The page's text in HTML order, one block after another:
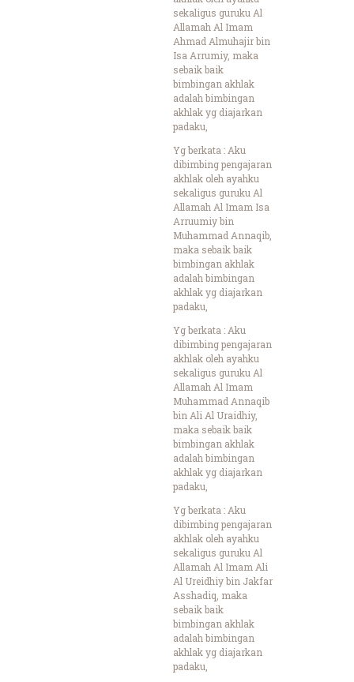
sekaligus guruku Al
Allamah Al Imam
Ahmad Almuhajir bin
Isa Arrumiy, maka
sebaik baik
bimbingan akhlak
adalah bimbingan
akhlak yg diajarkan
padaku,
Yg berkata : Aku
dibimbing pengajaran
akhlak oleh ayahku
sekaligus guruku Al
Allamah Al Imam Isa
Arruumiy bin
Muhammad Annaqib,
maka sebaik baik
bimbingan akhlak
adalah bimbingan
akhlak yg diajarkan
padaku,
Yg berkata : Aku
dibimbing pengajaran
akhlak oleh ayahku
sekaligus guruku Al
Allamah Al Imam
Muhammad Annaqib
bin Ali Al Uraidhiy,
maka sebaik baik
bimbingan akhlak
adalah bimbingan
akhlak yg diajarkan
padaku,
Yg berkata : Aku
dibimbing pengajaran
akhlak oleh ayahku
sekaligus guruku Al
Allamah Al Imam Ali
Al Ureidhiy bin Jakfar
Asshadiq, maka
sebaik baik
bimbingan akhlak
adalah bimbingan
akhlak yg diajarkan
padaku,